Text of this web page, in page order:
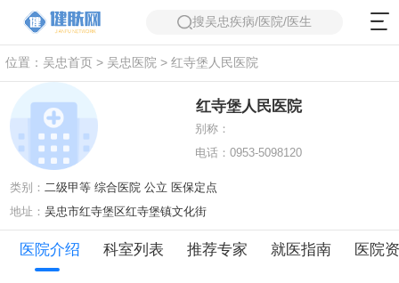
搜吴忠疾病/医院/医生
位置： 吴忠首页> 吴忠医院 > 红寺堡人民医院
红寺堡人民医院
别称：
电话：0953-5098120
类别：二级甲等 综合医院 公立 医保定点
地址：吴忠市红寺堡区红寺堡镇文化街
医院介绍 科室列表 推荐专家 就医指南 医院